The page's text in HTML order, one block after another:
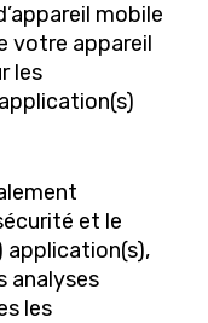
mobile
votre appareil
les
et le
analyses
les